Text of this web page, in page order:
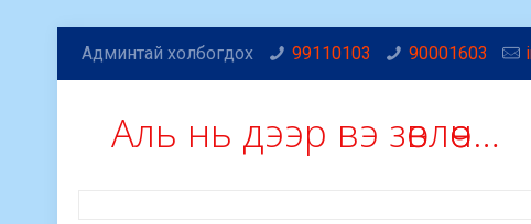
Админтай холбогдох 99110103 90001603
Aль нь дээр вэ зөвлөөч…